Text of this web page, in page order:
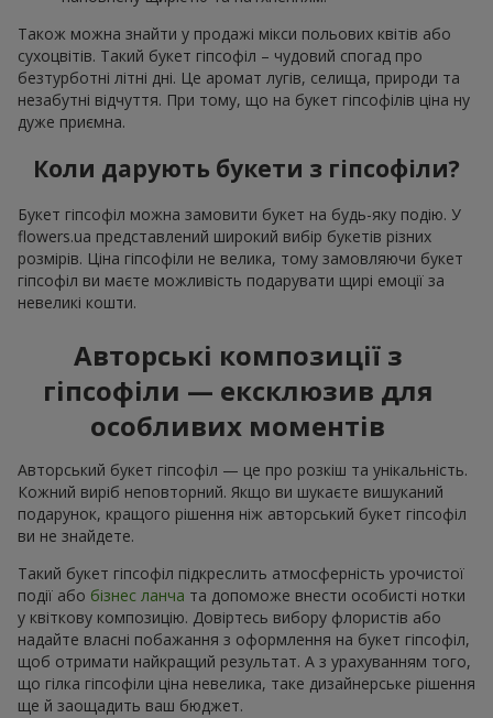
Також можна знайти у продажі мікси польових квітів або
сухоцвітів. Такий букет гіпсофіл – чудовий спогад про
безтурботні літні дні. Це аромат лугів, селища, природи та
незабутні відчуття. При тому, що на букет гіпсофілів ціна ну
дуже приємна.
Коли дарують букети з гіпсофіли?
Букет гіпсофіл можна замовити букет на будь-яку подію. У
flowers.ua представлений широкий вибір букетів різних
розмірів. Ціна гіпсофіли не велика, тому замовляючи букет
гіпсофіл ви маєте можливість подарувати щирі емоції за
невеликі кошти.
Авторські композиції з
гіпсофіли — ексклюзив для
особливих моментів
Авторський букет гіпсофіл — це про розкіш та унікальність.
Кожний виріб неповторний. Якщо ви шукаєте вишуканий
подарунок, кращого рішення ніж авторський букет гіпсофіл
ви не знайдете.
Такий букет гіпсофіл підкреслить атмосферність урочистої
події або бізнес ланча та допоможе внести особисті нотки
у квіткову композицію. Довіртесь вибору флористів або
надайте власні побажання з оформлення на букет гіпсофіл,
щоб отримати найкращий результат. А з урахуванням того,
що гілка гіпсофіли ціна невелика, таке дизайнерське рішення
ще й заощадить ваш бюджет.